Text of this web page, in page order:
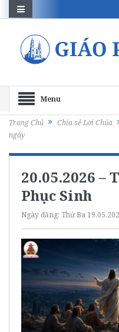
Menu
Trang Chủ Chia sẻ Lời Chúa
ngày
20.05.2026 –
Phục Sinh
Ngày đăng: Thứ Ba